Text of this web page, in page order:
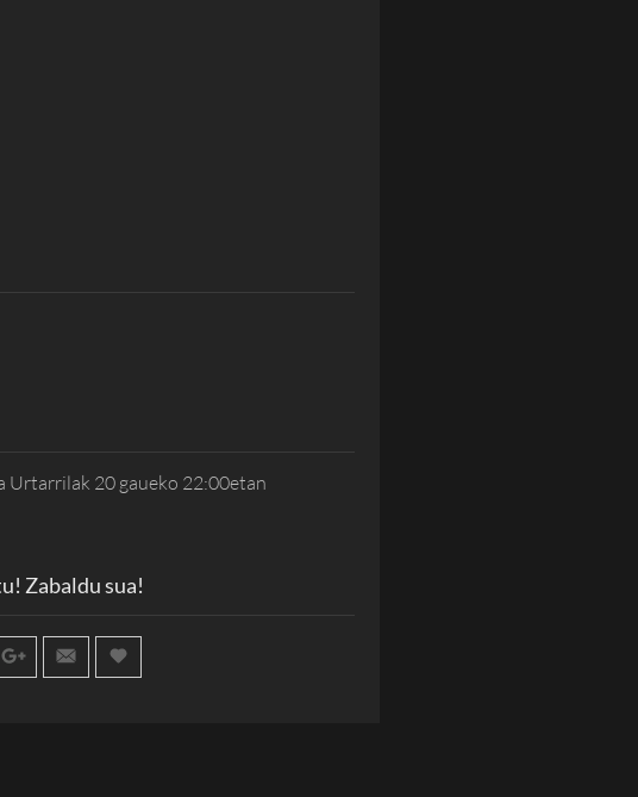
Urtarrilak 20 gaueko 22:00etan
Zabaldu sua!